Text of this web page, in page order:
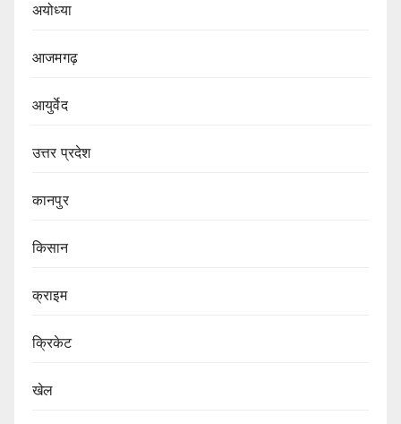
अयोध्या
आजमगढ़
आयुर्वेद
उत्तर प्रदेश
कानपुर
किसान
क्राइम
क्रिकेट
खेल